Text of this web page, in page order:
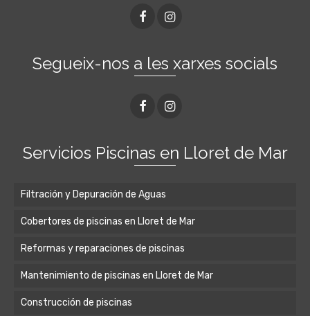
Segueix-nos a les xarxes socials
Servicios Piscinas en Lloret de Mar
Filtración y Depuración de Aguas
Cobertores de piscinas en Lloret de Mar
Reformas y reparaciones de piscinas
Mantenimiento de piscinas en Lloret de Mar
Construcción de piscinas